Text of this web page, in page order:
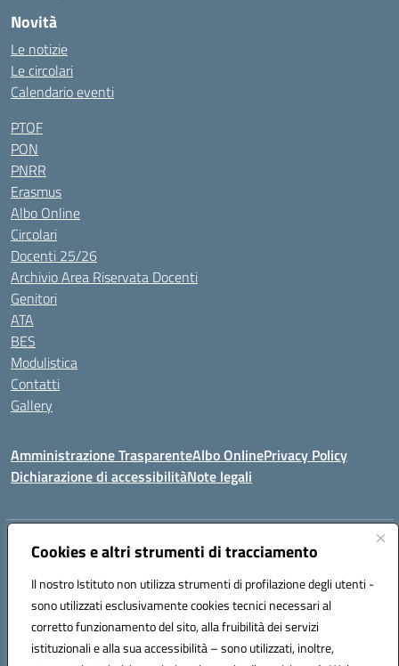
Cookies e altri strumenti di tracciamento
Il nostro Istituto non utilizza strumenti di profilazione degli utenti -
sono utilizzati esclusivamente cookies tecnici necessari al
corretto funzionamento del sito, alla fruibilità dei servizi
istituzionali e alla sua accessibilità – sono utilizzati, inoltre,
Novità
Le notizie
Le circolari
Calendario eventi
PTOF
PON
PNRR
Erasmus
Albo Online
Circolari
Docenti 25/26
Archivio Area Riservata Docenti
Genitori
ATA
BES
Modulistica
Contatti
Gallery
Amministrazione TrasparenteAlbo OnlinePrivacy Policy
Dichiarazione di accessibilitàNote legali
Indirizzo:Via Coniugi Crigna – Cap. 89861 – Tropea (VV)
Posta elettronica certificata (PEC):vvic82200d@pec.istruzione.it
Codice fiscale: 96012410799
Codice meccanografico:VVIC82200D
Codice Indice delle Pubbliche Amministrazioni (IPA): istsc_vvic82200d